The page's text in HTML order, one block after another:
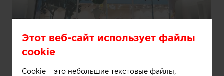
Этот веб-сайт использует файлы
cookie
Cookie – это небольшие текстовые файлы,